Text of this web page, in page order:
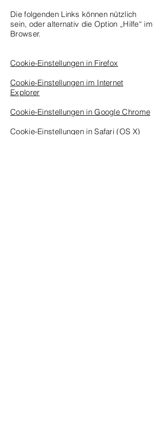
Die folgenden Links können nützlich
sein, oder alternativ die Option „Hilfe“ im
Browser.
Cookie-Einstellungen in Firefox
Cookie-Einstellungen im Internet
Explorer
Cookie-Einstellungen in Google Chrome
Cookie-Einstellungen in Safari (OS X)